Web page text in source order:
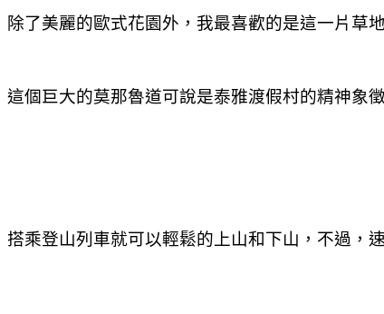
除了美麗的歐式花園外，我最喜歡的是這一片草
這個巨大的莫那魯道可說是泰雅渡假村的精神象徵
搭乘登山列車就可以輕鬆的上山和下山，不過，